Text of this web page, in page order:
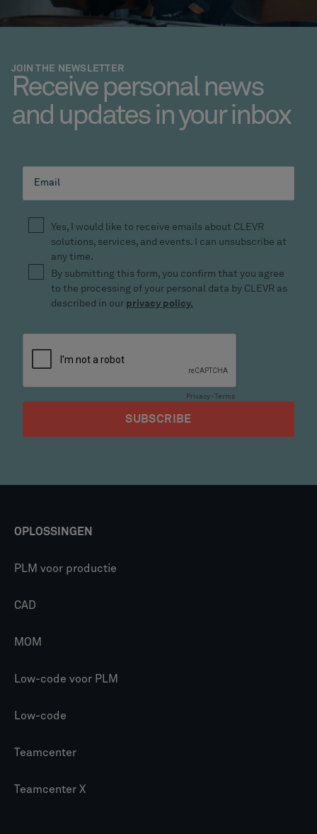
JOIN THE NEWSLETTER
Receive personal news
and updates in your inbox
OPLOSSINGEN
PLM voor productie
CAD
MOM
Low-code voor PLM
Low-code
Teamcenter
Teamcenter X